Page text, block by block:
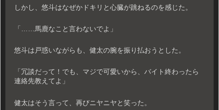
しかし、悠斗はなぜかドキリと心臓が跳ねるのを感じた。
「……馬鹿なこと言わないでよ」
悠斗は戸惑いながらも、健太の腕を振り払おうとした。
「冗談だって！でも、マジで可愛いから、バイト終わったら
連絡先教えてよ」
健太はそう言って、再びニヤニヤと笑った。